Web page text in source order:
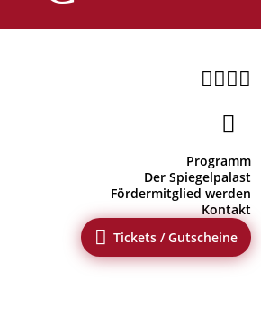


Programm
Der Spiegelpalast
Fördermitglied werden
Kontakt
 Tickets / Gutscheine